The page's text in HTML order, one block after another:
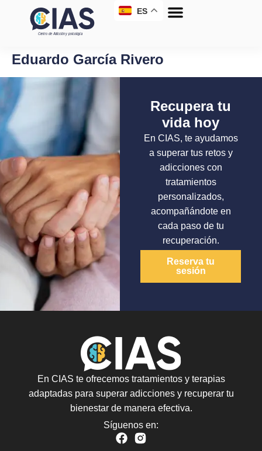
ES
Eduardo García Rivero
Recupera tu
vida hoy
En CIAS, te ayudamos
a superar tus retos y
adicciones con
tratamientos
personalizados,
acompañándote en
cada paso de tu
recuperación.
Reserva tu
sesión
En CIAS te ofrecemos tratamientos y terapias
adaptadas para superar adicciones y recuperar tu
bienestar de manera efectiva.
Síguenos en: